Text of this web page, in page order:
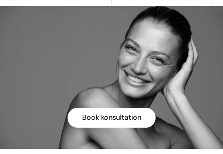
Book konsultation